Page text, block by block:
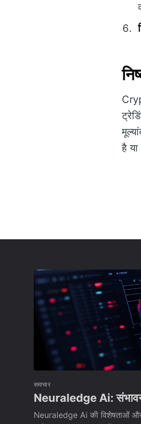
है
समाचार
Neuraledge Ai:
Neuraledge Ai की विशेषताओं